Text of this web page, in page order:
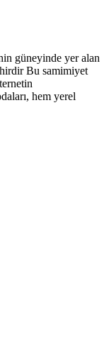
güneyinde yer alan
Bu samimiyet
hem yerel